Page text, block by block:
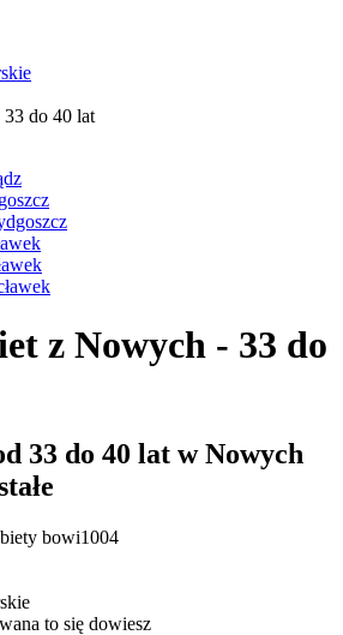
do 40 lat
z Nowych - 33 do
33 do 40 lat w Nowych
to się dowiesz